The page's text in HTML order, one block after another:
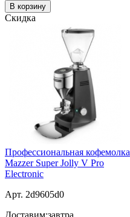
В корзину
Скидка
Профессиональная кофемолка
Mazzer Super Jolly V Pro
Electronic
Арт. 2d9605d0
Доставим:завтра